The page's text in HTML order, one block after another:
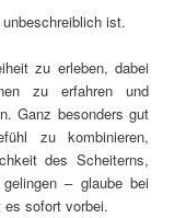
ist.
zu erleben, dabei
zu erfahren und
Ganz besonders gut
zu kombinieren,
des Scheiterns,
– glaube bei
sofort vorbei.